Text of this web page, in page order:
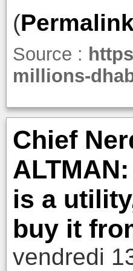
(Permalink
Source :
millions-
Chief
is a
buy it
vendredi